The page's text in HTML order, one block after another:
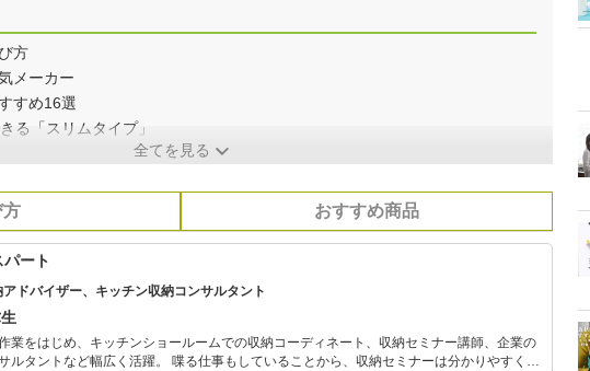
方
メーカー
すめ16選
る「スリムタイプ」
全てを見る
方 おすすめ商品
ート
ドバイザー、キッチン収納コンサルタント
業をはじめ、キッチンショールームでの収納コーディネート、収納セミナー講師、企業の
く活躍。 喋る仕事もしていることから、収納セミナーは分かりやすく聞